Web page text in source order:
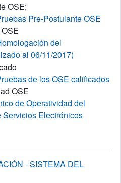
OSE;
Pre-Postulante OSE
del
al 06/11/2017)
de los OSE calificados
OSE
de Operatividad del
Servicios Electrónicos
- SISTEMA DEL